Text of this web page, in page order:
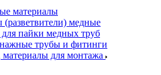
материалы
(разветвители) медные
пайки медных труб
трубы и фитинги
для монтажа